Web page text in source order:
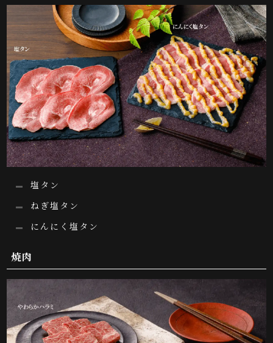
塩タン
ねぎ塩タン
にんにく塩タン
焼肉